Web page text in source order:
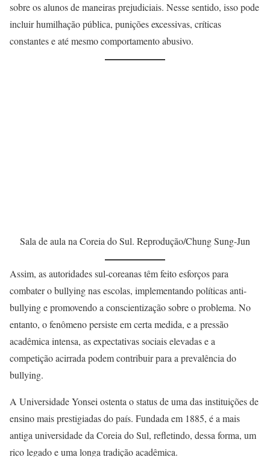
sobre os alunos de maneiras prejudiciais. Nesse sentido, isso pode
incluir humilhação pública, punições excessivas, críticas
constantes e até mesmo comportamento abusivo.
Sala de aula na Coreia do Sul. Reprodução/Chung Sung-Jun
Assim, as autoridades sul-coreanas têm feito esforços para
combater o bullying nas escolas, implementando políticas anti-
bullying e promovendo a conscientização sobre o problema. No
entanto, o fenômeno persiste em certa medida, e a pressão
acadêmica intensa, as expectativas sociais elevadas e a
competição acirrada podem contribuir para a prevalência do
bullying.
A Universidade Yonsei ostenta o status de uma das instituições de
ensino mais prestigiadas do país. Fundada em 1885, é a mais
antiga universidade da Coreia do Sul, refletindo, dessa forma, um
rico legado e uma longa tradição acadêmica.